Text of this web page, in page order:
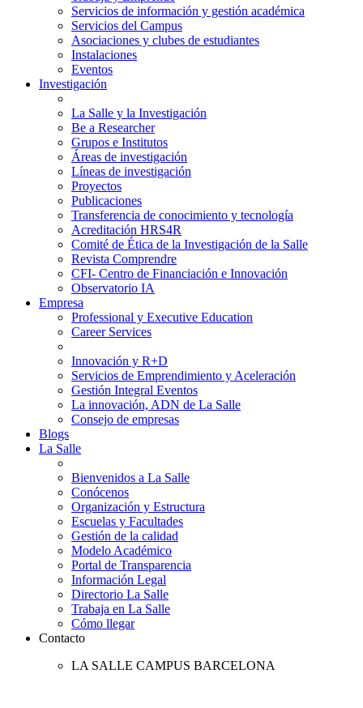
Servicios de información y gestión académica
Servicios del Campus
Asociaciones y clubes de estudiantes
Instalaciones
Eventos
Investigación
La Salle y la Investigación
Be a Researcher
Grupos e Institutos
Áreas de investigación
Líneas de investigación
Proyectos
Publicaciones
Transferencia de conocimiento y tecnología
Acreditación HRS4R
Comité de Ética de la Investigación de la Salle
Revista Comprendre
CFI- Centro de Financiación e Innovación
Observatorio IA
Empresa
Professional y Executive Education
Career Services
Innovación y R+D
Servicios de Emprendimiento y Aceleración
Gestión Integral Eventos
La innovación, ADN de La Salle
Consejo de empresas
Blogs
La Salle
Bienvenidos a La Salle
Conócenos
Organización y Estructura
Escuelas y Facultades
Gestión de la calidad
Modelo Académico
Portal de Transparencia
Información Legal
Directorio La Salle
Trabaja en La Salle
Cómo llegar
Contacto
LA SALLE CAMPUS BARCELONA